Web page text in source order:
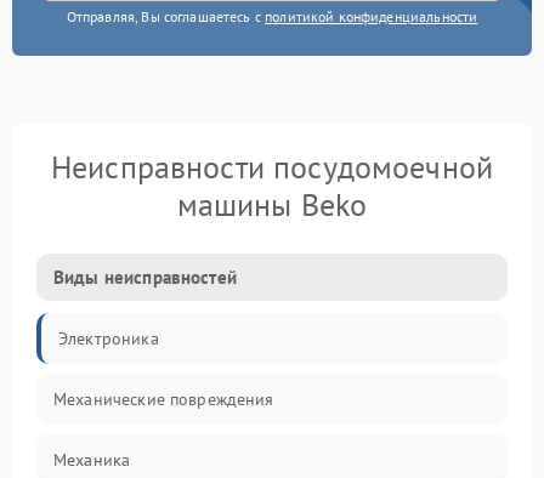
Отправляя, Вы соглашаетесь с политикой конфиденциальности
Неисправности посудомоечной
машины Beko
Виды неисправностей
Электроника
Механические повреждения
Механика